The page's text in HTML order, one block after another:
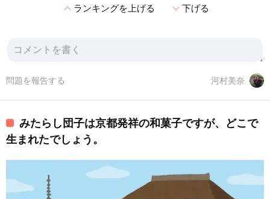
expand_lessランキングを上げる expand_more下げる
河村美奈
問題を報告する
みたらし団子は京都発祥の和菓子ですが、どこで
生まれたでしょう。